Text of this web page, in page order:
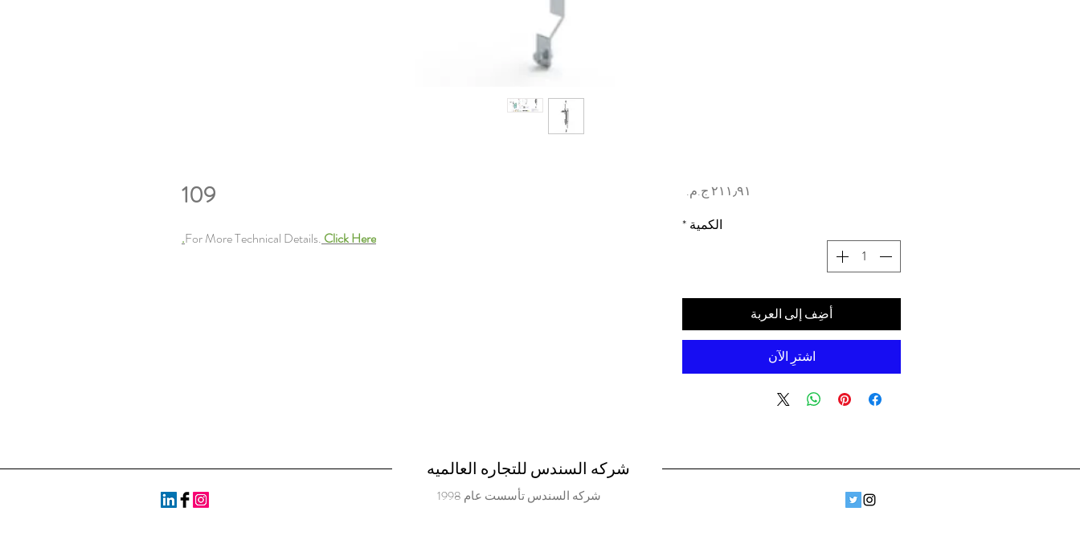
109
For More Technical Details. Click Here.
السعر
الكمية *
أضِف إلى العربة
اشترِ الآن
شركه السندس للتجاره العالميه
شركه السندس تأسست عام 1998